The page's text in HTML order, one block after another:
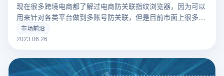
现在很多跨境电商都了解过电商防关联指纹浏览器，因为可以
用来针对各类平台做到多账号防关联，但是目前市面上很多防
关联浏览器的价格都比较高，有些刚接触到该工具的小白想找
一些免费的指纹浏览器来试用体验一下，所以现在有哪些免费
市场前沿
2023.06.26